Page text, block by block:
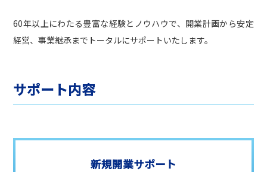
60年以上にわたる豊富な経験とノウハウで、開業計画から安定
経営、事業継承までトータルにサポートいたします。
サポート内容
新規開業サポート